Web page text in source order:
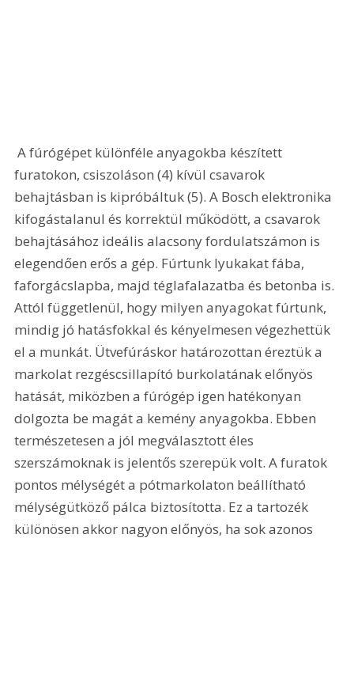
A fúrógépet különféle anyagokba készített
furatokon, csiszoláson (4) kívül csavarok
behajtásban is kipróbáltuk (5). A Bosch elektronika
kifogástalanul és korrektül működött, a csavarok
behajtásához ideális alacsony fordulatszámon is
elegendően erős a gép. Fúrtunk lyukakat fába,
faforgácslapba, majd téglafalazatba és betonba is.
Attól függetlenül, hogy milyen anyagokat fúrtunk,
mindig jó hatásfokkal és kényelmesen végezhettük
el a munkát. Ütvefúráskor határozottan éreztük a
markolat rezgéscsillapító burkolatának előnyös
hatását, miközben a fúrógép igen hatékonyan
dolgozta be magát a kemény anyagokba. Ebben
természetesen a jól megválasztott éles
szerszámoknak is jelentős szerepük volt. A furatok
pontos mélységét a pótmarkolaton beállítható
mélységütköző pálca biztosította. Ez a tartozék
különösen akkor nagyon előnyös, ha sok azonos